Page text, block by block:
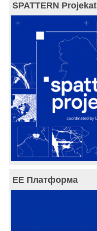
SPATTERN Projekat
ЕЕ Платформа